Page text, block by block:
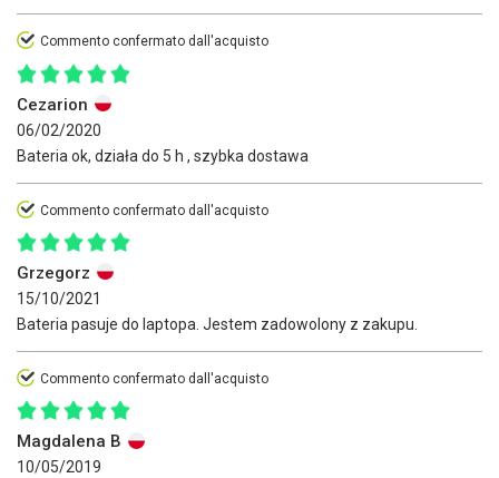
Commento confermato dall'acquisto
Cezarion
06/02/2020
Bateria ok, działa do 5 h , szybka dostawa
Commento confermato dall'acquisto
Grzegorz
15/10/2021
Bateria pasuje do laptopa. Jestem zadowolony z zakupu.
Commento confermato dall'acquisto
Magdalena B
10/05/2019